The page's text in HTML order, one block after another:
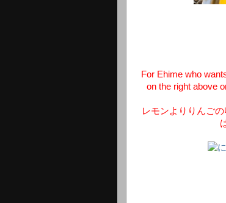
For Ehime who
on the right above
レモンよりりんご